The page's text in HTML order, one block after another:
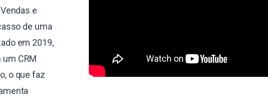
e
de uma
em 2019,
CRM
o que faz